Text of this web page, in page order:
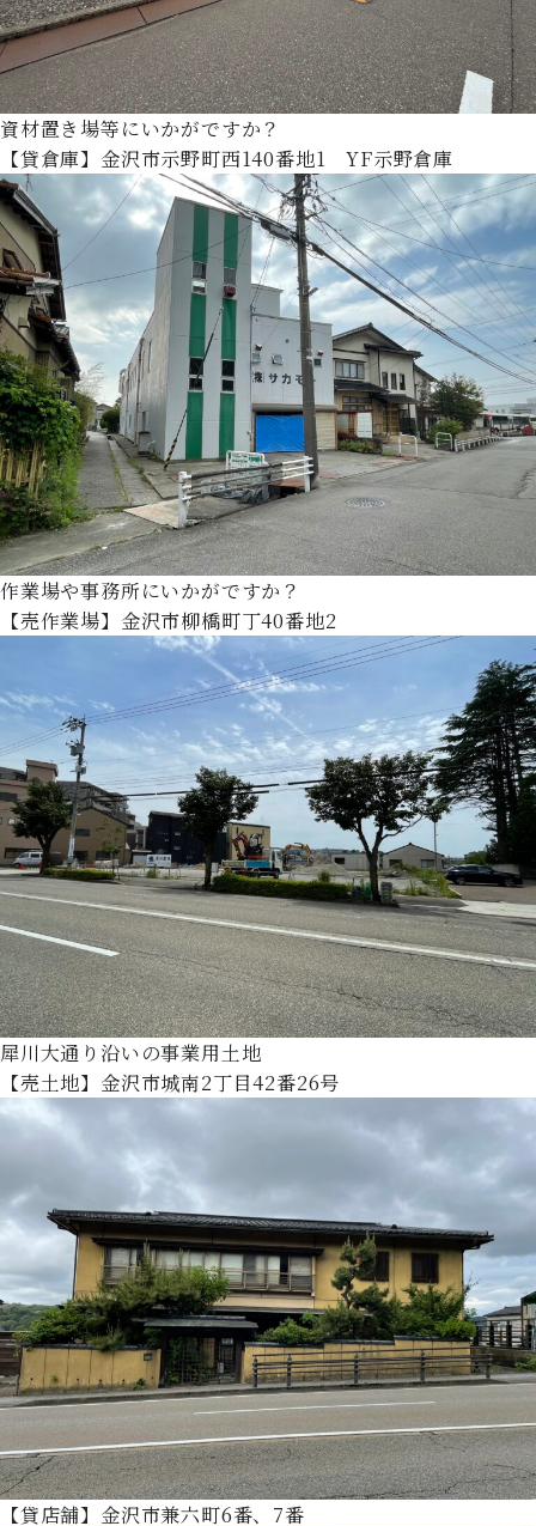
資材置き場等にいかがですか？
【貸倉庫】金沢市示野町西140番地1 YF示野倉庫
作業場や事務所にいかがですか？
【売作業場】金沢市柳橋町丁40番地2
犀川大通り沿いの事業用土地
【売土地】金沢市城南2丁目42番26号
【貸店舗】金沢市兼六町6番、7番